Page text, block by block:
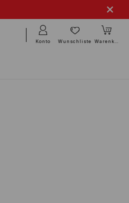
Konto Wunschliste Warenkorb